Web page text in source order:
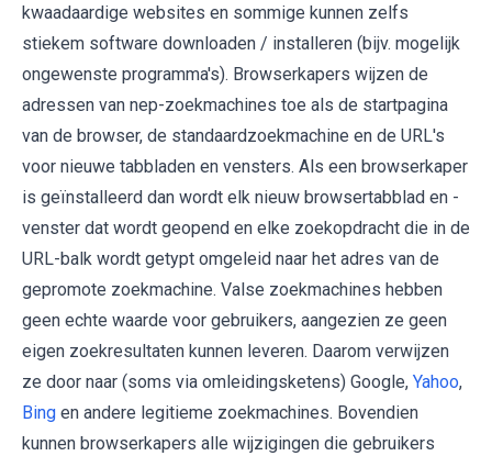
kwaadaardige websites en sommige kunnen zelfs
stiekem software downloaden / installeren (bijv. mogelijk
ongewenste programma's). Browserkapers wijzen de
adressen van nep-zoekmachines toe als de startpagina
van de browser, de standaardzoekmachine en de URL's
voor nieuwe tabbladen en vensters. Als een browserkaper
is geïnstalleerd dan wordt elk nieuw browsertabblad en -
venster dat wordt geopend en elke zoekopdracht die in de
URL-balk wordt getypt omgeleid naar het adres van de
gepromote zoekmachine. Valse zoekmachines hebben
geen echte waarde voor gebruikers, aangezien ze geen
eigen zoekresultaten kunnen leveren. Daarom verwijzen
ze door naar (soms via omleidingsketens) Google, Yahoo,
Bing en andere legitieme zoekmachines. Bovendien
kunnen browserkapers alle wijzigingen die gebruikers